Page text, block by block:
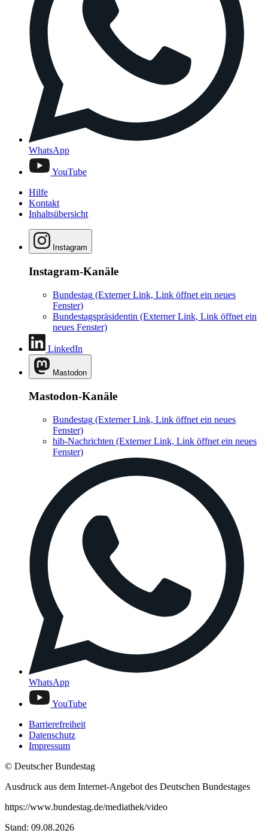
WhatsApp
YouTube
Hilfe
Kontakt
Inhaltsübersicht
Instagram
Instagram-Kanäle
Bundestag (Externer Link, Link öffnet ein neues
Fenster)
Bundestagspräsidentin (Externer Link, Link öffnet ein
neues Fenster)
LinkedIn
Mastodon
Mastodon-Kanäle
Bundestag (Externer Link, Link öffnet ein neues
Fenster)
hib-Nachrichten (Externer Link, Link öffnet ein neues
Fenster)
WhatsApp
YouTube
Barrierefreiheit
Datenschutz
Impressum
© Deutscher Bundestag
Ausdruck aus dem Internet-Angebot des Deutschen Bundestages
https://www.bundestag.de/mediathek/video
Stand: 09.08.2026